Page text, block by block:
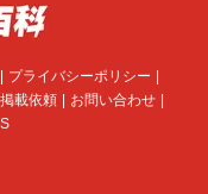
プライバシーポリシー
載依頼
お問い合わせ